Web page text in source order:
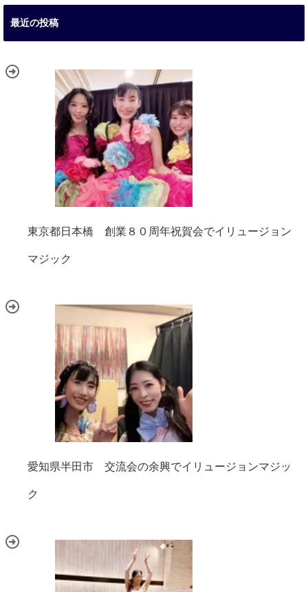
最近の投稿
東京都日本橋 創業８０周年祝賀会でイリュージョン
マジック
愛知県半田市 交流会の余興でイリュージョンマジッ
ク